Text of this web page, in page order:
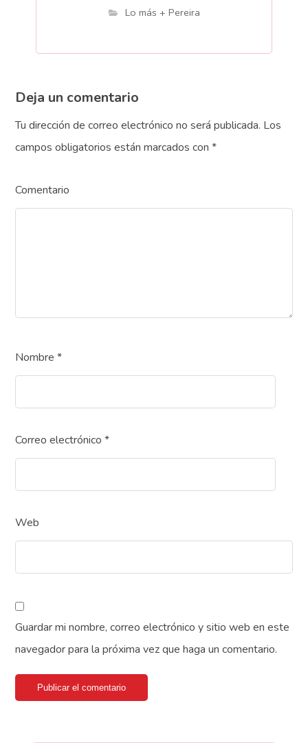
Lo más + Pereira
Deja un comentario
Tu dirección de correo electrónico no será publicada. Los
campos obligatorios están marcados con*
Comentario
Nombre*
Correo electrónico*
Web
Guardar mi nombre, correo electrónico y sitio web en este
navegador para la próxima vez que haga un comentario.
Publicar el comentario